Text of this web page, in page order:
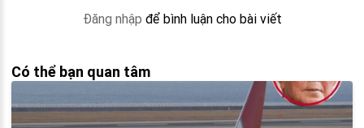
Đăng nhập để bình luận cho bài viết
Có thể bạn quan tâm